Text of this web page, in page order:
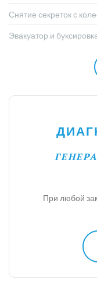
Снятие секреток с
Эвакуатор и
При любой